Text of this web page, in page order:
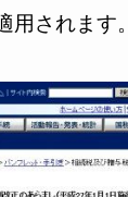
用されます。